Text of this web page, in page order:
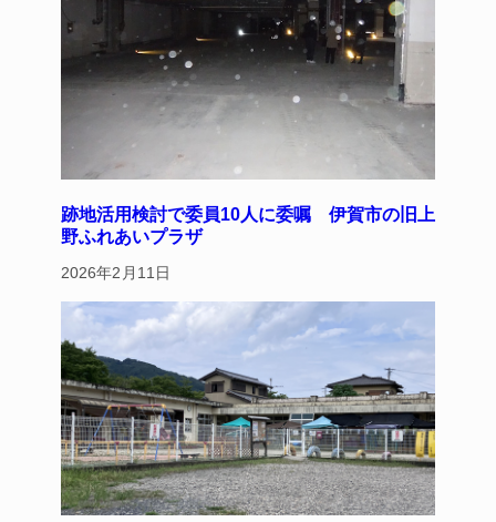
跡地活用検討で委員10人に委嘱 伊賀市の旧上
野ふれあいプラザ
2026年2月11日